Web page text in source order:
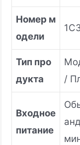
Номер м
одели
Тип про
дукта
/
Входное
питание